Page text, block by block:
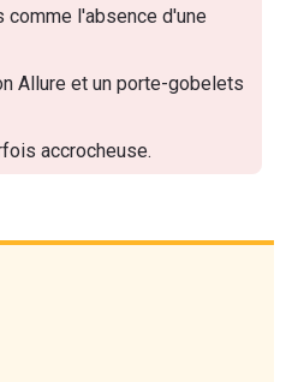
l'absence d'une
Allure et un porte-gobelets
accrocheuse.